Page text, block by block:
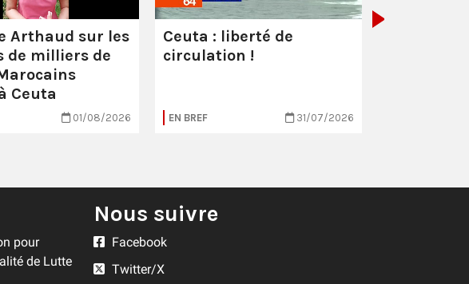
Arthaud sur les
de milliers de
Ceuta
01/08/2026
Ceuta : liberté de
circulation !
EN BREF 31/07/2026
pour
de Lutte
Nous suivre
Facebook
Twitter/X